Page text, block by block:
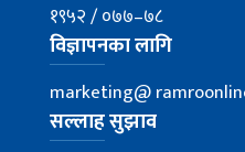
१९५२ / ०७७–७८
विज्ञापनका लागि
marketing@
सल्लाह सुझाव